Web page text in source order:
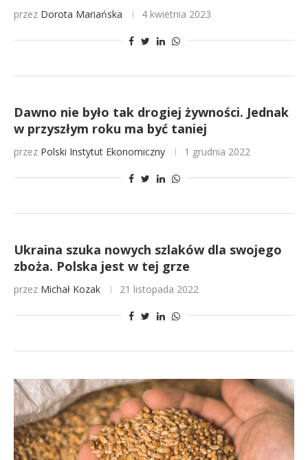
przez Dorota Mariańska 4 kwietnia 2023
Dawno nie było tak drogiej żywności. Jednak
w przyszłym roku ma być taniej
przez Polski Instytut Ekonomiczny 1 grudnia 2022
Ukraina szuka nowych szlaków dla swojego
zboża. Polska jest w tej grze
przez Michał Kozak 21 listopada 2022